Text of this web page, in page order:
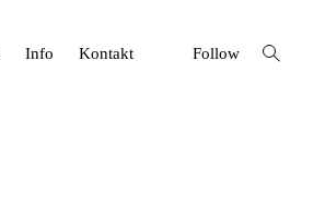
Info Kontakt Follow
open
search